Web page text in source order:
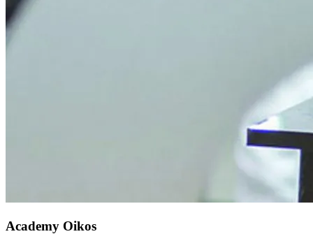
Academy Oikos